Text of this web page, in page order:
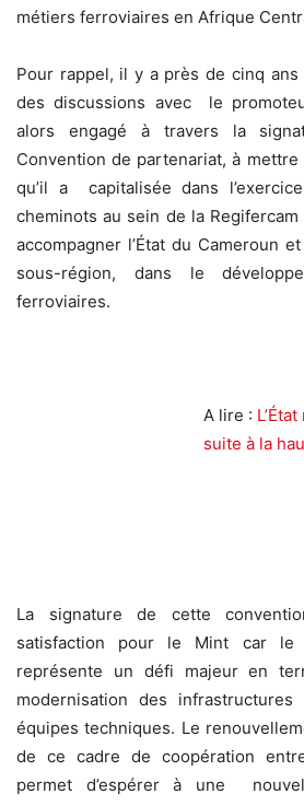
métiers ferroviaires en Afrique
Pour rappel, il y a près de cinq
des discussions avec le
alors engagé à travers la
Convention de partenariat, à
qu’il a capitalisée dans
cheminots au sein de la
accompagner l’État du Cameroun
sous-région, dans le
ferroviaires.
A lire :
suite à la
La signature de cette
satisfaction pour le Mint car le
représente un défi majeur en
modernisation des
équipes techniques. Le
de ce cadre de coopération
permet d’espérer à une